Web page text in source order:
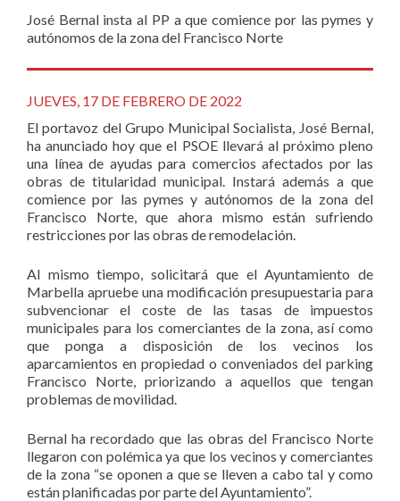
José Bernal insta al PP a que comience por las pymes y
autónomos de la zona del Francisco Norte
JUEVES, 17 DE FEBRERO DE 2022
El portavoz del Grupo Municipal Socialista, José Bernal,
ha anunciado hoy que el PSOE llevará al próximo pleno
una línea de ayudas para comercios afectados por las
obras de titularidad municipal. Instará además a que
comience por las pymes y autónomos de la zona del
Francisco Norte, que ahora mismo están sufriendo
restricciones por las obras de remodelación.
Al mismo tiempo, solicitará que el Ayuntamiento de
Marbella apruebe una modificación presupuestaria para
subvencionar el coste de las tasas de impuestos
municipales para los comerciantes de la zona, así como
que ponga a disposición de los vecinos los
aparcamientos en propiedad o conveniados del parking
Francisco Norte, priorizando a aquellos que tengan
problemas de movilidad.
Bernal ha recordado que las obras del Francisco Norte
llegaron con polémica ya que los vecinos y comerciantes
de la zona “se oponen a que se lleven a cabo tal y como
están planificadas por parte del Ayuntamiento”.